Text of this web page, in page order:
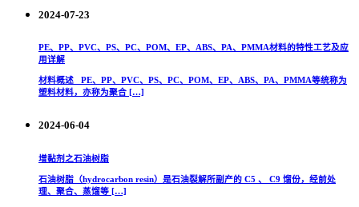
2024-07-23
PE、PP、PVC、PS、PC、POM、EP、ABS、PA、PMMA材料的特性工艺及应
用详解
材料概述 PE、PP、PVC、PS、PC、POM、EP、ABS、PA、PMMA等统称为
塑料材料，亦称为聚合 […]
2024-06-04
增黏剂之石油树脂
石油树脂（hydrocarbon resin）是石油裂解所副产的 C5 、 C9 馏份，经前处
理、聚合、蒸馏等 […]